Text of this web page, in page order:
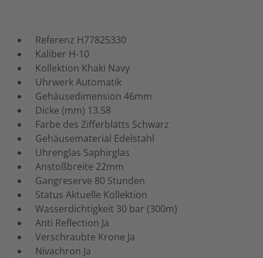
Referenz H77825330
Kaliber H-10
Kollektion Khaki Navy
UhrwerkAutomatik
Gehäusedimension 46mm
Dicke (mm) 13.58
Farbe des Zifferblatts Schwarz
Gehäusematerial Edelstahl
Uhrenglas Saphirglas
Anstoßbreite 22mm
Gangreserve 80 Stunden
Status Aktuelle Kollektion
Wasserdichtigkeit 30 bar (300m)
Anti Reflection Ja
Verschraubte Krone Ja
Nivachron Ja